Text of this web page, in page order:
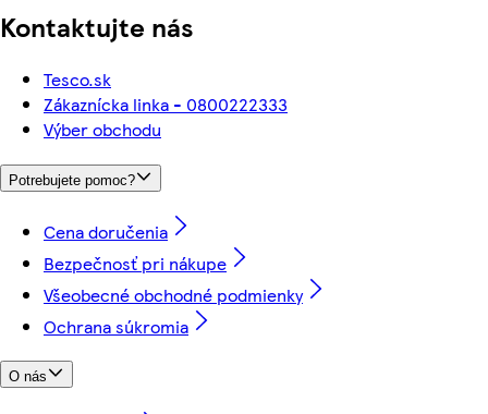
Kontaktujte nás
Tesco.sk
Zákaznícka linka - 0800222333
Výber obchodu
Potrebujete pomoc?
Cena doručenia
Bezpečnosť pri nákupe
Všeobecné obchodné podmienky
Ochrana súkromia
O nás